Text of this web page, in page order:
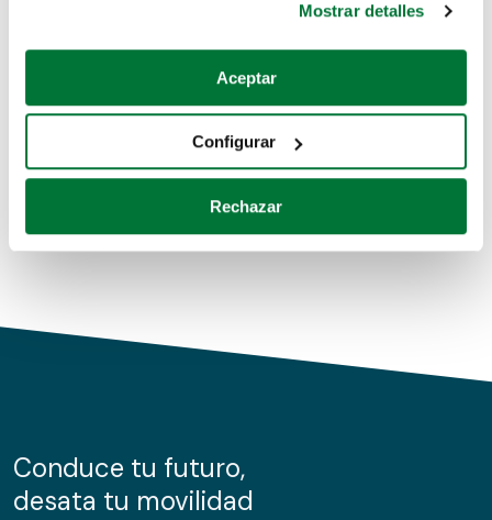
Si lo permite, también quisiéramos:
Recopilar información sobre su ubicación geográfica
Identificar su dispositivo analizándolo activamente
para buscar características específicas (huellas
Obtenga más información sobre cómo se procesan sus
de cookies.
información sobre el uso que haga del sitio web con
nuestros partners de redes sociales, publicidad y análisis
Mostrar detalles
Aceptar
Configurar
Rechazar
Coches de segunda mano
Coches de km0
Conduce tu futuro,
desata tu movilidad